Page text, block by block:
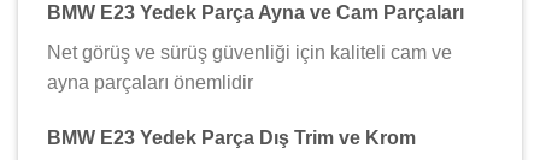
BMW E23 Yedek Parça Ayna ve Cam Parçaları
Net görüş ve sürüş güvenliği için kaliteli cam ve
ayna parçaları önemlidir
BMW E23 Yedek Parça Dış Trim ve Krom